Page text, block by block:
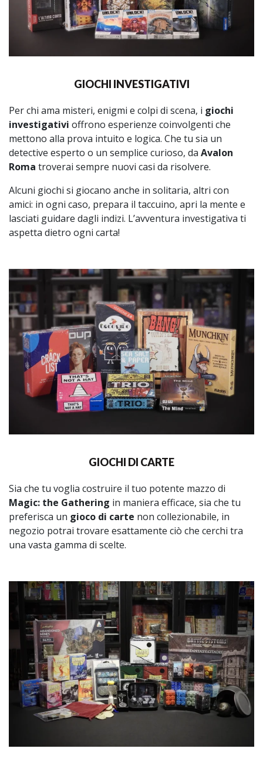
GIOCHI INVESTIGATIVI
Per chi ama misteri, enigmi e colpi di scena, i giochi
investigativi offrono esperienze coinvolgenti che
mettono alla prova intuito e logica. Che tu sia un
detective esperto o un semplice curioso, da Avalon
Roma troverai sempre nuovi casi da risolvere.
Alcuni giochi si giocano anche in solitaria, altri con
amici: in ogni caso, prepara il taccuino, apri la mente e
lasciati guidare dagli indizi. L’avventura investigativa ti
aspetta dietro ogni carta!
GIOCHI DI CARTE
Sia che tu voglia costruire il tuo potente mazzo di
Magic: the Gathering in maniera efficace, sia che tu
preferisca un gioco di carte non collezionabile, in
negozio potrai trovare esattamente ciò che cerchi tra
una vasta gamma di scelte.